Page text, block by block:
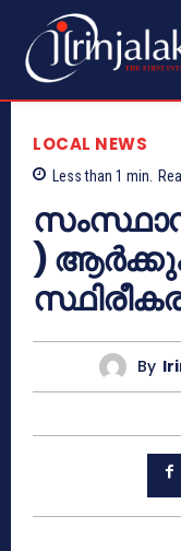
LOCAL NEWS
Less than 1 min.
)
By